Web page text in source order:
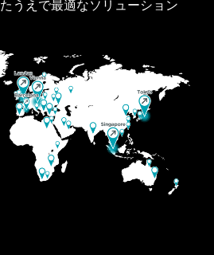
たうえで最適なソリューション